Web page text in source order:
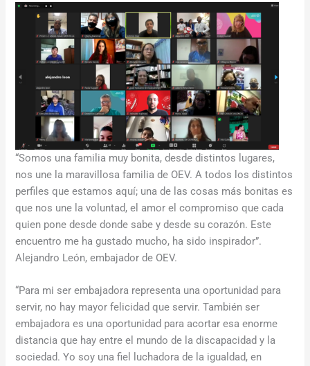
“Somos una familia muy bonita, desde distintos lugares,
nos une la maravillosa familia de OEV. A todos los distintos
perfiles que estamos aquí; una de las cosas más bonitas es
que nos une la voluntad, el amor el compromiso que cada
quien pone desde donde sabe y desde su corazón. Este
encuentro me ha gustado mucho, ha sido inspirador”.
Alejandro León, embajador de OEV.
“Para mi ser embajadora representa una oportunidad para
servir, no hay mayor felicidad que servir. También ser
embajadora es una oportunidad para acortar esa enorme
distancia que hay entre el mundo de la discapacidad y la
sociedad. Yo soy una fiel luchadora de la igualdad, en